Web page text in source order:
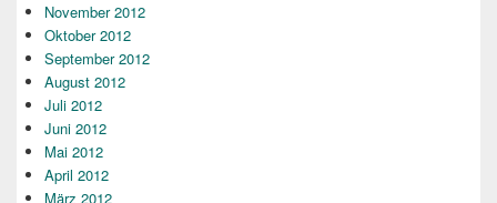
November 2012
Oktober 2012
September 2012
August 2012
Juli 2012
Juni 2012
Mai 2012
April 2012
März 2012